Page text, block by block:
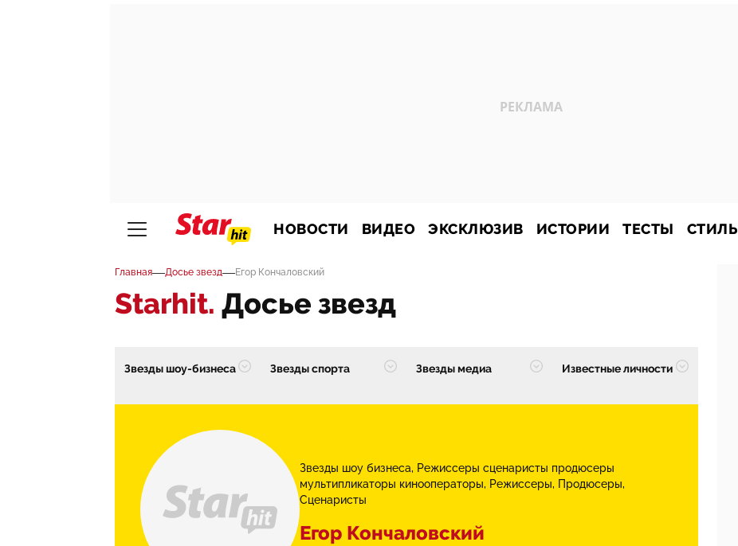
НОВОСТИ ВИДЕО ЭКСКЛЮЗИВ ИСТОРИИ ТЕСТЫ СТИЛЬ
Главная—Досье звезд—Егор Кончаловский
Starhit. Досье звезд
Звезды шоу-бизнеса Звезды спорта Звезды медиа Известные личности
Звезды шоу бизнеса
Режиссеры сценаристы продюсеры
мультипликаторы кинооператоры
Режиссеры
Продюсеры
Сценаристы
Егор Кончаловский